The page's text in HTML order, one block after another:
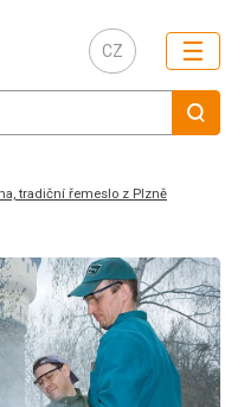
CZ ☰
tradiční řemeslo z Plzně